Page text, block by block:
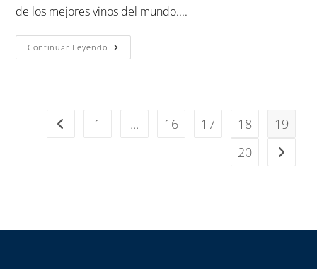
de los mejores vinos del mundo....
Continuar Leyendo
1 ... 16 17 18
19
20